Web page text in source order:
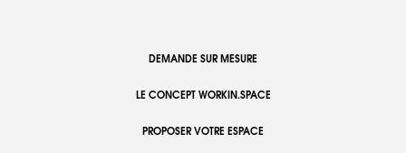
DEMANDE SUR MESURE
LE CONCEPT WORKIN.SPACE
PROPOSER VOTRE ESPACE